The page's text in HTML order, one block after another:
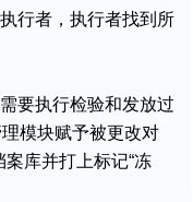
行者，执行者找到所
要执行检验和发放过
模块赋予被更改对
库并打上标记“冻